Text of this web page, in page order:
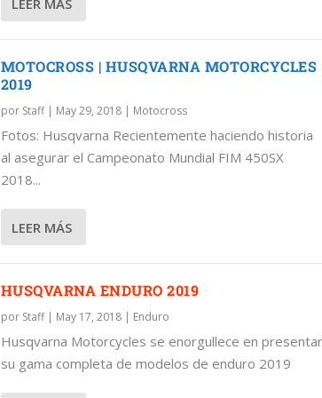
MOTOCROSS | HUSQVARNA MOTORCYCLES
2019
por Staff| May 29, 2018| Motocross
Fotos: Husqvarna Recientemente haciendo historia
al asegurar el Campeonato Mundial FIM 450SX
2018...
LEER MÁS
HUSQVARNA ENDURO 2019
por Staff| May 17, 2018| Enduro
Husqvarna Motorcycles se enorgullece en presentar
su gama completa de modelos de enduro 2019